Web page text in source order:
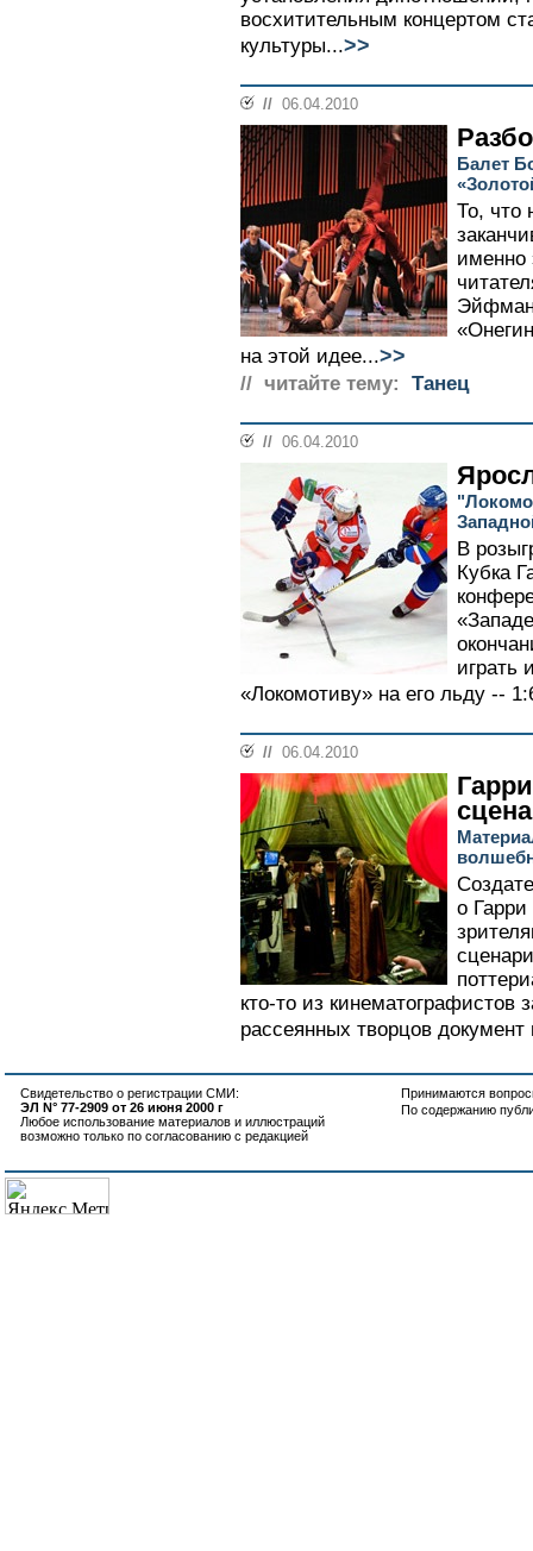
восхитительным концертом
культуры...>>
// 06.04.2010
Балет
То, что
именно
на этой идее...>>
// читайте тему: Танец
// 06.04.2010
В
Кубка
играть
«Локомотиву» на его льду --
// 06.04.2010
о
кто-то из
рассеянных творцов
Свидетельство о регистрации СМИ:
ЭЛ N° 77-2909 от 26 июня 2000 г
Любое использование материалов и иллюстраций
возможно только по согласованию с редакцией
Принимаются
По содержанию